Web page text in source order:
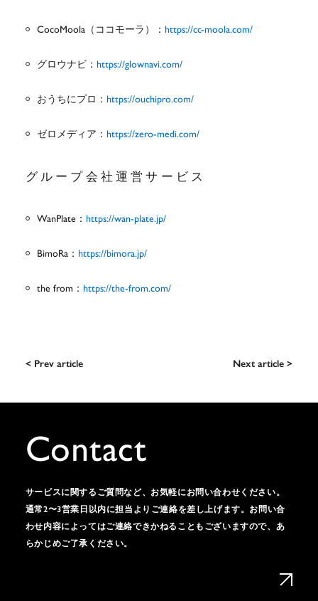
CocoMoola（ココモーラ）： https://cc-moola.com/
グロウナビ： https://glownavi.com/
おうちにプロ： https://ouchipro.com/
ゼロメディア： https://zero-medi.com/
グループ会社運営サービス
WanPlate： https://wan-plate.jp/
BimoRa： https://bimora.jp/
the from： https://the-from.com/
< Prev article Next article >
Contact
サービスに関するご質問など、お気軽にお問い合わせください。
通常2〜3営業日以内に担当よりご連絡を差し上げます。お問い合
わせ内容によってはご連絡できかねることもございますので、あ
らかじめご了承ください。